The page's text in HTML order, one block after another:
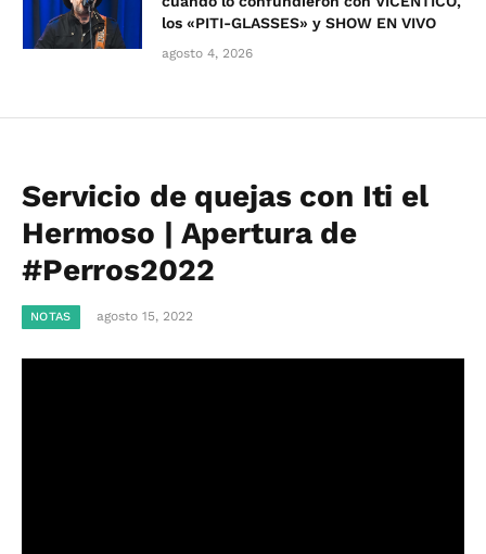
los «PITI-GLASSES» y SHOW EN VIVO
agosto 4, 2026
Servicio de quejas con Iti el
Hermoso | Apertura de
#Perros2022
NOTAS agosto 15, 2022